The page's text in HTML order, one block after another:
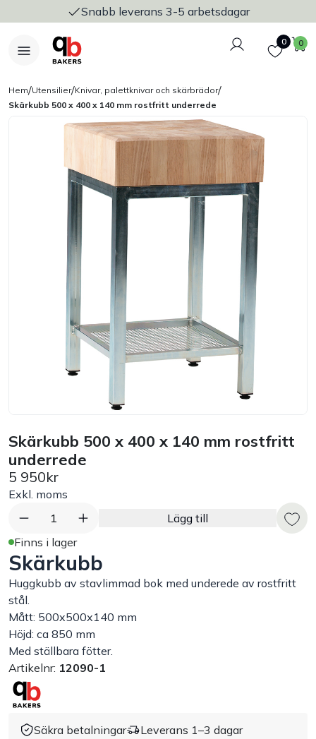
Snabb leverans 3-5 arbetsdagar
Logga in
Favoriter
0 0
Bakers Pureline
Bageriplåtar & bakformar
Stickvagnar & transport
Utensilier
Råvaruhantering & lagring
Exponering & servering
Städutrustning
Arbetskläder
Plåtbyte
Monin
Varumärken
Hem/Utensilier/Knivar, palettknivar och skärbrädor/
Skärkubb 500 x 400 x 140 mm rostfritt underrede
Skärkubb 500 x 400 x 140 mm rostfritt
underrede
5 950kr
Exkl. moms
1
Lägg till
Finns i lager
Skärkubb
Huggkubb av stavlimmad bok med underede av rostfritt
stål.
Mått: 500x500x140 mm
Höjd: ca 850 mm
Med ställbara fötter.
Artikelnr: 12090-1
Säkra betalningar
Leverans 1–3 dagar